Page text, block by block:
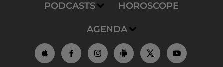
PODCASTS HOROSCOPE
AGENDA